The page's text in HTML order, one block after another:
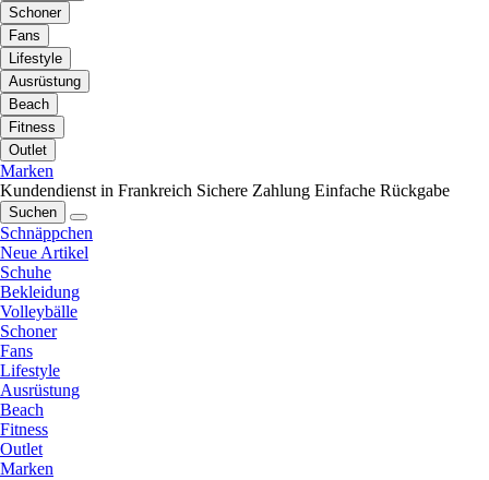
Schoner
Fans
Lifestyle
Ausrüstung
Beach
Fitness
Outlet
Marken
Kundendienst in Frankreich Sichere Zahlung Einfache Rückgabe
Suchen
Schnäppchen
Neue Artikel
Schuhe
Bekleidung
Volleybälle
Schoner
Fans
Lifestyle
Ausrüstung
Beach
Fitness
Outlet
Marken